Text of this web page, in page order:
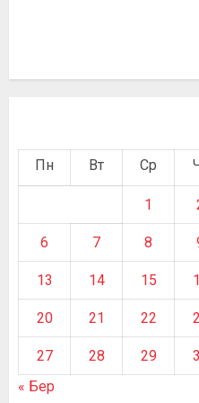
Пн Вт Ср
1
6 7 8
13 14 15
20 21 22
27 28 29
« Бер